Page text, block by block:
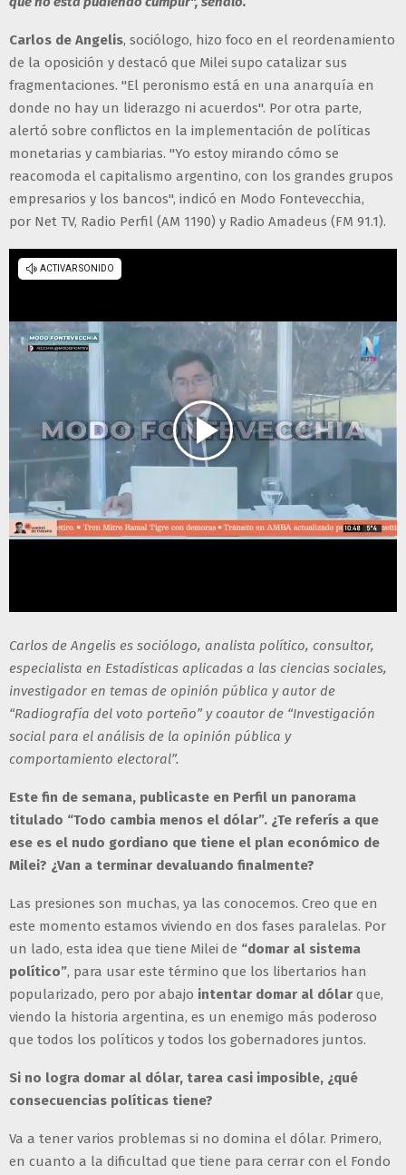
Carlos de Angelis, sociólogo, hizo foco en el reordenamiento
de la oposición y destacó que Milei supo catalizar sus
fragmentaciones. "El peronismo está en una anarquía en
donde no hay un liderazgo ni acuerdos". Por otra parte,
alertó sobre conflictos en la implementación de políticas
monetarias y cambiarias. "Yo estoy mirando cómo se
reacomoda el capitalismo argentino, con los grandes grupos
empresarios y los bancos", indicó en Modo Fontevecchia,
por Net TV, Radio Perfil (AM 1190) y Radio Amadeus (FM 91.1).
Carlos de Angelis es sociólogo, analista político, consultor,
especialista en Estadísticas aplicadas a las ciencias sociales,
investigador en temas de opinión pública y autor de
“Radiografía del voto porteño” y coautor de “Investigación
social para el análisis de la opinión pública y
comportamiento electoral”.
Este fin de semana, publicaste en Perfil un panorama
titulado “Todo cambia menos el dólar”. ¿Te referís a que
ese es el nudo gordiano que tiene el plan económico de
Milei? ¿Van a terminar devaluando finalmente?
Las presiones son muchas, ya las conocemos. Creo que en
este momento estamos viviendo en dos fases paralelas. Por
un lado, esta idea que tiene Milei de “domar al sistema
político”, para usar este término que los libertarios han
popularizado, pero por abajo intentar domar al dólar que,
viendo la historia argentina, es un enemigo más poderoso
que todos los políticos y todos los gobernadores juntos.
Si no logra domar al dólar, tarea casi imposible, ¿qué
consecuencias políticas tiene?
Va a tener varios problemas si no domina el dólar. Primero,
en cuanto a la dificultad que tiene para cerrar con el Fondo